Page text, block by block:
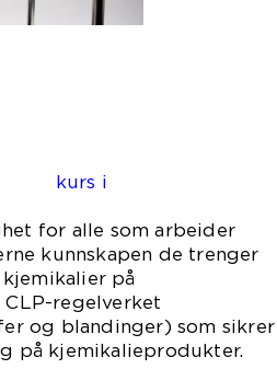
kurs i
for alle som arbeider
kunnskapen de trenger
på
regelverket
og blandinger) som sikrer
på kjemikalieprodukter.